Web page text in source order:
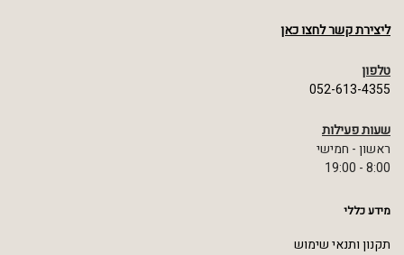
ליצירת קשר לחצו כאן
טלפון
052-613-4355
שעות פעילות
ראשון - חמישי
8:00 - 19:00
מידע כללי
תקנון ותנאי שימוש